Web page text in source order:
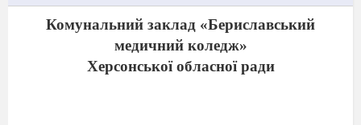
Комунальний заклад «Бериславський
медичний коледж»
Херсонської обласної ради